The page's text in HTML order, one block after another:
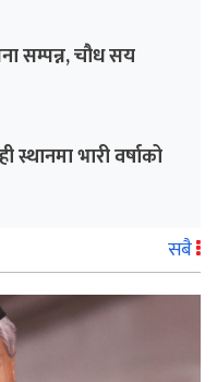
सम्पन्न, चौध सय
भारी वर्षाको
सबै